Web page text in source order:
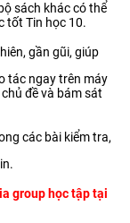
sách khác có thể
tốt Tin học 10.
gần gũi, giúp
tác ngay trên máy
đề và bám sát
các bài kiểm tra,
group học tập tại